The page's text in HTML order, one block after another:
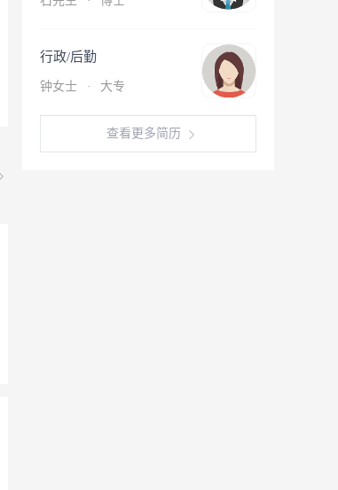
行政/后勤
钟女士 · 大专
查看更多简历